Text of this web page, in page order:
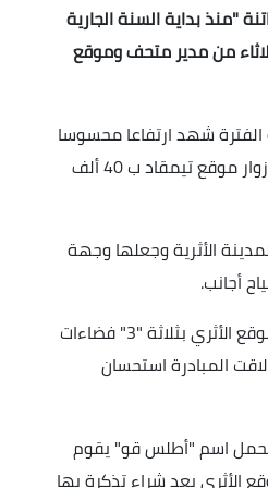
التي تبعد ب 35 كلم عن مدينة باتنة "منذ بداية السنة الجارية
اليوم الثلاثاء من مدير متحف وموقع
شهد ارتفاعا محسوسا
بما في ذلك السياح الأجانب مقارنة بالسنة الماضية 2024 كلها التي قدر فيها عدد زوار موقع تيمقاد ب 40 ألف
الأثرية وجعلها وجهة
أجانب.
وتم في هذا السياق "بداية شهر يوليو المنقضي"، يضيف السيد بوغرارة، تدعيم الموقع الأثري بثلاثة "3" فضاءات
المبادرة استحسان
تطبيق إلكتروني يحمل اسم "أطلس قو" يقوم
الأثري بعد شراء تذكرة بها